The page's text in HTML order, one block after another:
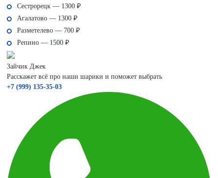
Сестрорецк — 1300 ₽
Агалатово — 1300 ₽
Разметелево — 700 ₽
Репино — 1500 ₽
Зайчик Джек
Расскажет всё про наши шарики и поможет выбрать
+7 (999) 135-35-03